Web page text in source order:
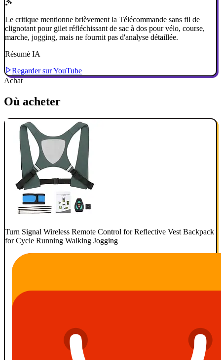
Le critique mentionne brièvement la Télécommande sans fil de
clignotant pour gilet réfléchissant de sac à dos pour vélo, course,
marche, jogging, mais ne fournit pas d'analyse détaillée.
Résumé IA
Regarder sur YouTube
Achat
Où acheter
Turn Signal Wireless Remote Control for Reflective Vest Backpack
for Cycle Running Walking Jogging